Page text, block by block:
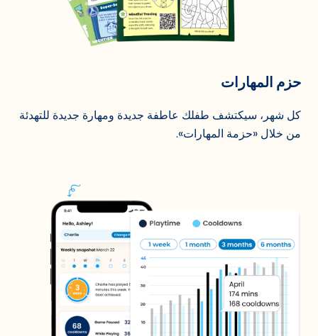
حزم المهارات
كل شهر، سيكتشف طفلك عاطفة جديدة ومهارة جديدة للتهدئة
من خلال «حزمة المهارات».